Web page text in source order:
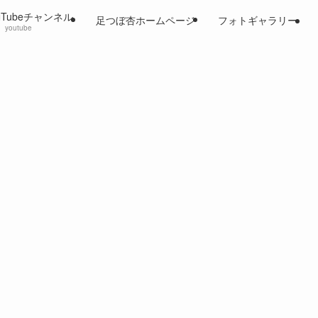
チャンネル
youtube
足つぼ杏ホームページ フォトギャラリー